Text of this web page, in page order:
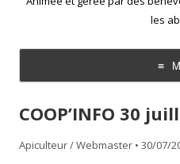
les
Aller
contenu
COOP’INFO 30
Apiculteur / Webmaster • 30/07/